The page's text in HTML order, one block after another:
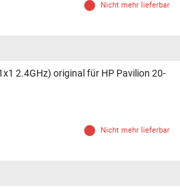
Nicht mehr lieferbar
2.4GHz) original für HP Pavilion 20-
Nicht mehr lieferbar